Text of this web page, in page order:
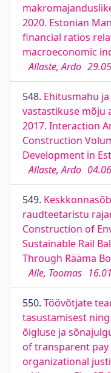
2020. Estonian
financial ratios
macroeconomic
Allaste, Ardo
548. Ehitusmahu
vastastikuse mõju
2017. Interaction
Construction
Development in
Allaste, Ardo
549.
raudteetaristu
Construction of
Sustainable Rail
Through Rääma
Alle, Toomas
550. Töövõtjate
tasustamisest
õigluse ja
of transparent
organizational